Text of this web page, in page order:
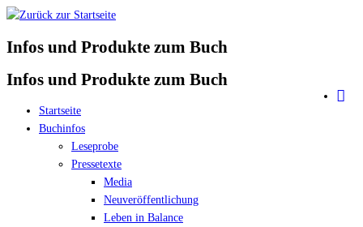
Zum
springen
Infos und Produkte zum Buch
Infos und Produkte zum Buch
Startseite
Buchinfos
Leseprobe
Pressetexte
Media
Neuveröffentlichung
Leben in Balance